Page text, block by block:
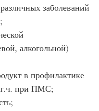
заболеваний
алкогольной)
в профилактике
т.ч. при ПМС;